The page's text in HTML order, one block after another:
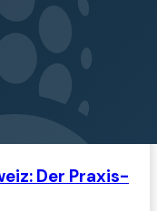
Der Praxis-